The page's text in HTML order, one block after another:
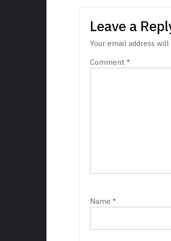
Leave a
Your email address
Comment*
Name*